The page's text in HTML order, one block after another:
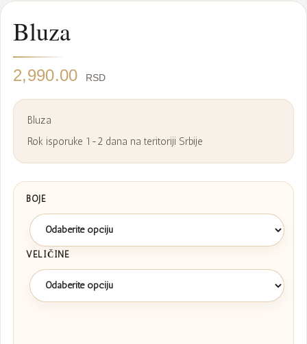
Bluza
2,990.00 RSD
Bluza
Rok isporuke 1-2 dana na teritoriji Srbije
BOJE
VELIČINE